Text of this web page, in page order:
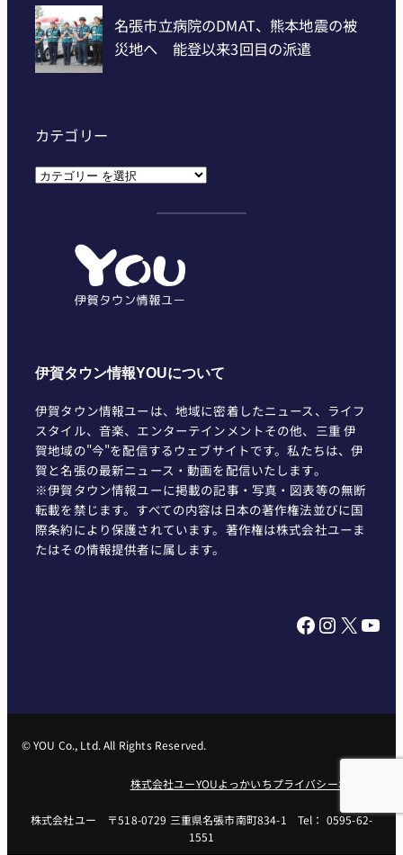
カテゴリー
カ
伊賀タウン情報YOUについて
伊賀タウン情報ユーは、地域に密着したニュース、ライフ
スタイル、音楽、エンターテインメントその他、三重 伊
賀地域の"今"を配信するウェブサイトです。私たちは、伊
賀と名張の最新ニュース・動画を配信いたします。
※伊賀タウン情報ユーに掲載の記事・写真・図表等の無断
転載を禁じます。すべての内容は日本の著作権法並びに国
際条約により保護されています。著作権は株式会社ユーま
たはその情報提供者に属します。
Facebook InstagramX YouTube
© YOU Co., Ltd. All Rights Reserved.
株式会社ユーYOUよっかいちプライバシーポリシー
株式会社ユー 〒518-0729 三重県名張市南町834-1 Tel： 0595-62-
1551